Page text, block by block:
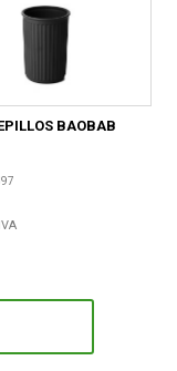
BAOBAB